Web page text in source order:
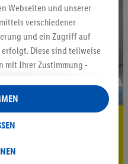
sparen³²ᵃ
Webseiten und unserer
verschiedener
und ein Zugriff auf
Diese sind teilweise
mit Ihrer Zustimmung -
mit dem IAB TCF
Werbung
Werbung werden